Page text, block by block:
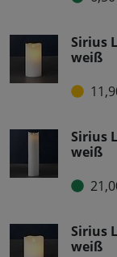
Sirius
weiß
Sirius
weiß
Sirius
weiß